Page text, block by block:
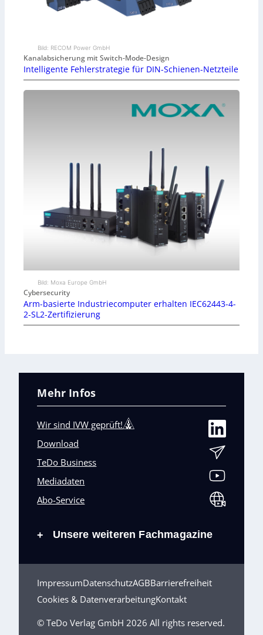
Bild: RECOM Power GmbH
Kanalabsicherung mit Switch-Mode-Design
Intelligente Fehlerstrategie für DIN-Schienen-Netzteile
Bild: Moxa Europe GmbH
Cybersecurity
Arm-basierte Industriecomputer erhalten IEC62443-4-
2-SL2-Zertifizierung
Mehr Infos
Wir sind IVW geprüft!
Download
TeDo Business
Mediadaten
Abo-Service
+ Unsere weiteren Fachmagazine
ImpressumDatenschutzAGBBarrierefreiheit
Cookies & DatenverarbeitungKontakt
© TeDo Verlag GmbH 2026 All rights reserved.